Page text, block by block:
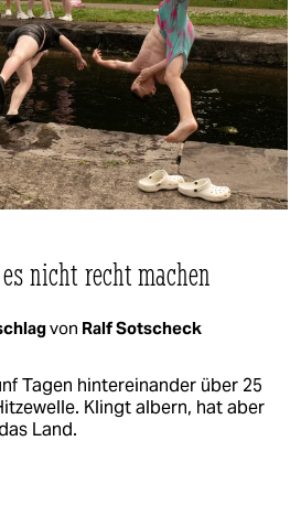
nicht recht machen
von Ralf Sotscheck
Tagen hintereinander über 25
Klingt albern, hat aber
Land.